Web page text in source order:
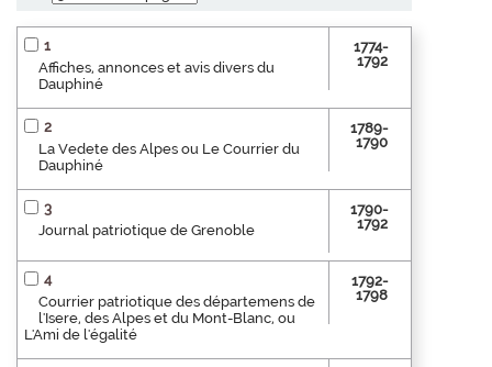
1
Affiches, annonces et avis divers du
Dauphiné
1774-
1792
2
La Vedete des Alpes ou Le Courrier du
Dauphiné
1789-
1790
3
Journal patriotique de Grenoble
1790-
1792
4
Courrier patriotique des départemens de
l'Isere, des Alpes et du Mont-Blanc, ou
L'Ami de l'égalité
1792-
1798